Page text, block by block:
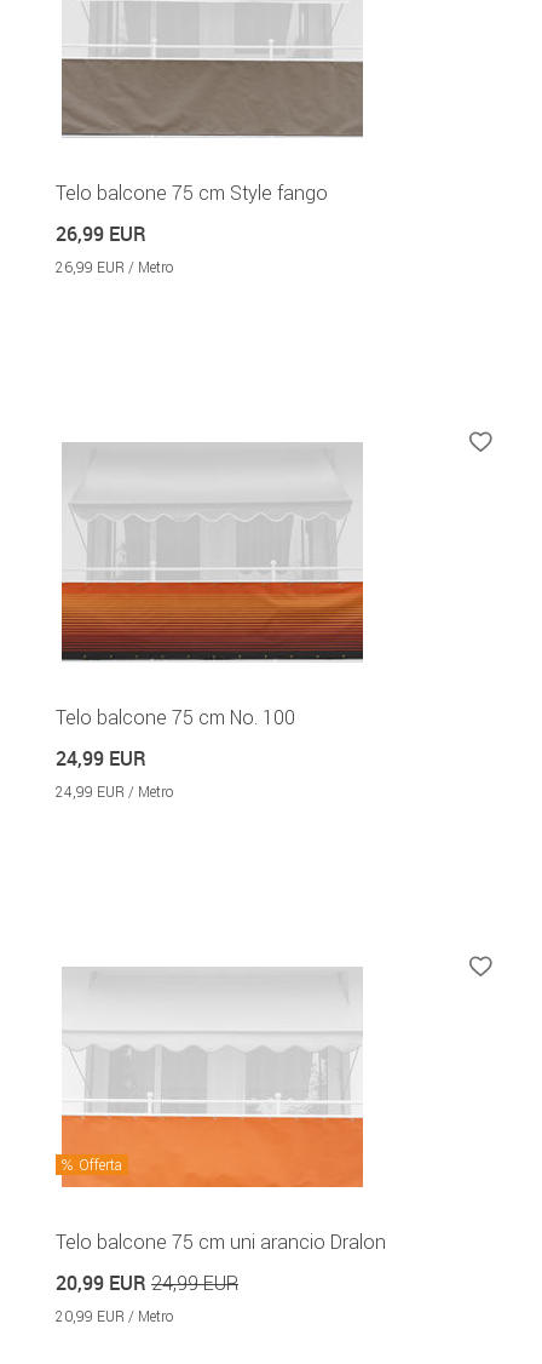
Telo balcone 75 cm Style fango
26,99 EUR
26,99 EUR / Metro
Telo balcone 75 cm No. 100
24,99 EUR
24,99 EUR / Metro
Offerta
Telo balcone 75 cm uni arancio Dralon
20,99 EUR 24,99 EUR
20,99 EUR / Metro